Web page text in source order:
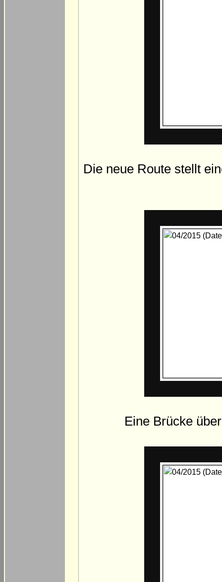
Die neue Route stellt
Eine Brücke